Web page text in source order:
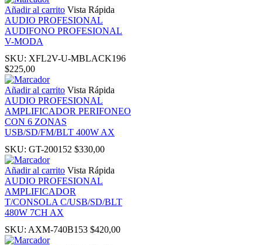
panel
panel
panel
Panel
Añadir al carrito Vista Rápida
AUDIO PROFESIONAL
AUDIFONO PROFESIONAL
V-MODA
SKU: XFL2V-U-MBLACK196
$225,00
Añadir al carrito Vista Rápida
AUDIO PROFESIONAL
AMPLIFICADOR PERIFONEO
CON 6 ZONAS
USB/SD/FM/BLT 400W AX
SKU: GT-200152 $330,00
Añadir al carrito Vista Rápida
AUDIO PROFESIONAL
AMPLIFICADOR
T/CONSOLA C/USB/SD/BLT
480W 7CH AX
SKU: AXM-740B153 $420,00